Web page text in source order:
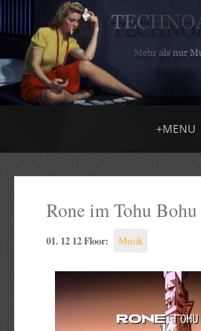
+MENU
Rone im Tohu Bohu
01. 12 12 Floor: Musik